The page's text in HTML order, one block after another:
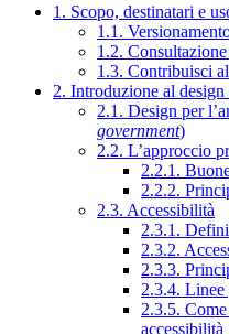
1. Scopo, destinatari e
1.1.
1.2.
1.3. Contribuisci
2. Introduzione al
2.1. Design per
government)
2.2. L’approccio
2.2.1.
2.2.2.
2.3. Accessibilità
2.3.1.
2.3.2.
2.3.3.
2.3.4. Linee
2.3.5.
accessibilità